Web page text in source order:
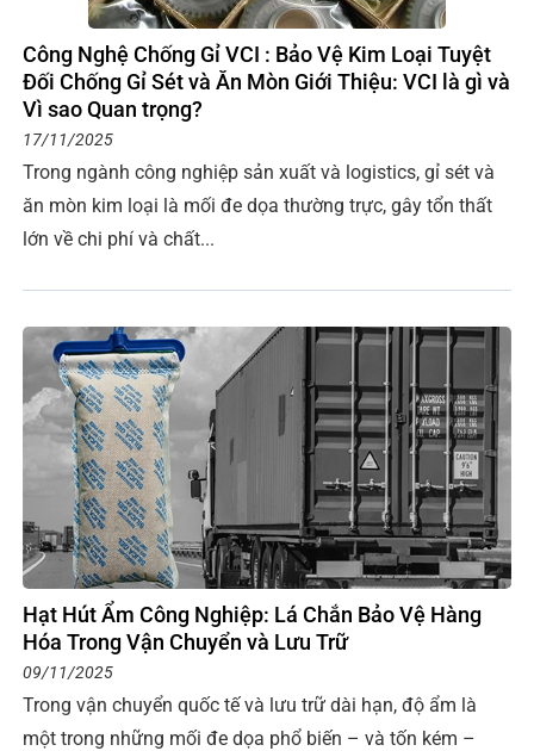
Công Nghệ Chống Gỉ VCI : Bảo Vệ Kim Loại Tuyệt
Đối Chống Gỉ Sét và Ăn Mòn Giới Thiệu: VCI là gì và
Vì sao Quan trọng?
17/11/2025
Trong ngành công nghiệp sản xuất và logistics, gỉ sét và
ăn mòn kim loại là mối đe dọa thường trực, gây tổn thất
lớn về chi phí và chất...
Hạt Hút Ẩm Công Nghiệp: Lá Chắn Bảo Vệ Hàng
Hóa Trong Vận Chuyển và Lưu Trữ
09/11/2025
Trong vận chuyển quốc tế và lưu trữ dài hạn, độ ẩm là
một trong những mối đe dọa phổ biến – và tốn kém –